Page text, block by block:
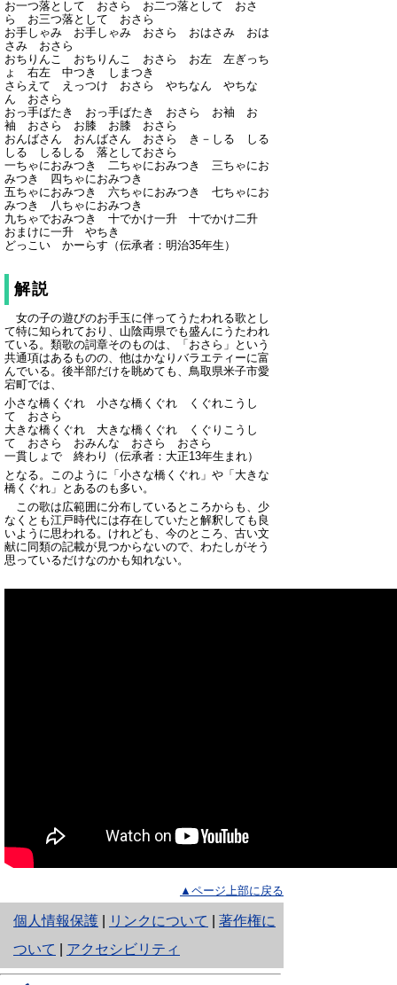
お一つ落として おさら お二つ落として おさ
ら お三つ落として おさら
お手しゃみ お手しゃみ おさら おはさみ おは
さみ おさら
おちりんこ おちりんこ おさら お左 左ぎっち
ょ 右左 中つき しまつき
さらえて えっつけ おさら やちなん やちな
ん おさら
おっ手ばたき おっ手ばたき おさら お袖 お
袖 おさら お膝 お膝 おさら
おんばさん おんばさん おさら き－しる しる
しる しるしる 落としておさら
一ちゃにおみつき 二ちゃにおみつき 三ちゃにお
みつき 四ちゃにおみつき
五ちゃにおみつき 六ちゃにおみつき 七ちゃにお
みつき 八ちゃにおみつき
九ちゃでおみつき 十でかけ一升 十でかけ二升
おまけに一升 やちき
どっこい かーらす（伝承者：明治35年生）
解説
女の子の遊びのお手玉に伴ってうたわれる歌とし
て特に知られており、山陰両県でも盛んにうたわれ
ている。類歌の詞章そのものは、「おさら」という
共通項はあるものの、他はかなりバラエティーに富
んでいる。後半部だけを眺めても、鳥取県米子市愛
宕町では、
小さな橋くぐれ 小さな橋くぐれ くぐれこうし
て おさら
大きな橋くぐれ 大きな橋くぐれ くぐりこうし
て おさら おみんな おさら おさら
一貫しょで 終わり（伝承者：大正13年生まれ）
となる。このように「小さな橋くぐれ」や「大きな
橋くぐれ」とあるのも多い。
この歌は広範囲に分布しているところからも、少
なくとも江戸時代には存在していたと解釈しても良
いように思われる。けれども、今のところ、古い文
献に同類の記載が見つからないので、わたしがそう
思っているだけなのかも知れない。
▲ページ上部に戻る
個人情報保護
と
り
ネ
リンクについて
著作権に
ついて
アクセシビリティ